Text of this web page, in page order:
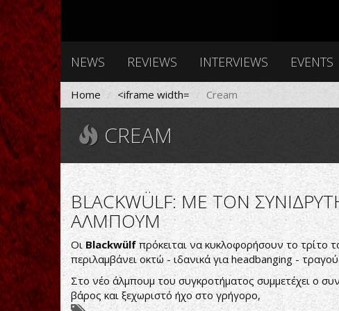
NEWS REVIEWS INTERVIEWS EVENTS
Home <iframe width= Cream
CREAM
BLACKWÜLF: ΜΕ ΤΟΝ
ΑΛΜΠΟΥΜ
Οι Blackwülf πρόκειται να κυκλοφορήσουν το τρίτο
περιλαμβάνει οκτώ - ιδανικά για headbanging -
Στο νέο άλμπουμ του συγκροτήματος συμμετέχει ο
βάρος και ξεχωριστό ήχο στο γρήγορο,